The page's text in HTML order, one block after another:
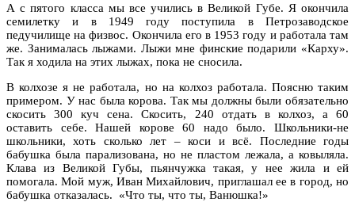
А с пятого класса мы все учились в Великой Губе. Я окончила
семилетку и в 1949 году поступила в Петрозаводское
педучилище на физвос. Окончила его в 1953 году и работала там
же. Занималась лыжами. Лыжи мне финские подарили «Карху».
Так я ходила на этих лыжах, пока не сносила.
В колхозе я не работала, но на колхоз работала. Поясню таким
примером. У нас была корова. Так мы должны были обязательно
скосить 300 куч сена. Скосить, 240 отдать в колхоз, а 60
оставить себе. Нашей корове 60 надо было. Школьники-не
школьники, хоть сколько лет – коси и всё. Последние годы
бабушка была парализована, но не пластом лежала, а ковыляла.
Клава из Великой Губы, пьянчужка такая, у нее жила и ей
помогала. Мой муж, Иван Михайлович, приглашал ее в город, но
бабушка отказалась. «Что ты, что ты, Ванюшка!»